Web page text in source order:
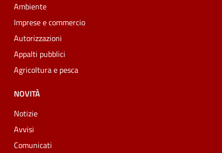
Ambiente
Imprese e commercio
Autorizzazioni
Appalti pubblici
Agricoltura e pesca
NOVITÀ
Notizie
Avvisi
Comunicati